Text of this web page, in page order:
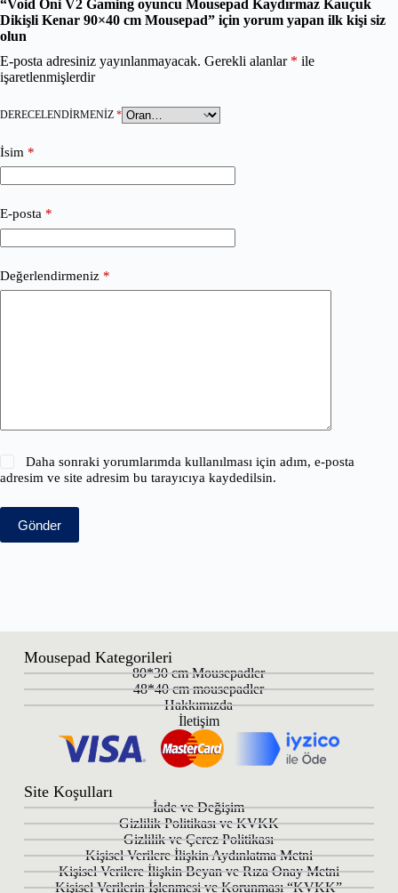
“Void Oni V2 Gaming oyuncu Mousepad Kaydırmaz Kauçuk
Dikişli Kenar 90×40 cm Mousepad” için yorum yapan ilk kişi siz
olun
E-posta adresiniz yayınlanmayacak. Gerekli alanlar * ile
işaretlenmişlerdir
DERECELENDIRMENIZ *
İsim *
E-posta *
Değerlendirmeniz *
Daha sonraki yorumlarımda kullanılması için adım, e-posta
adresim ve site adresim bu tarayıcıya kaydedilsin.
Gönder
Mousepad Kategorileri
80*30 cm Mousepadler
48*40 cm mousepadler
Hakkımızda
İletişim
Site Koşulları
İade ve Değişim
Gizlilik Politikası ve KVKK
Gizlilik ve Çerez Politikası
Kişisel Verilere İlişkin Aydınlatma Metni
Kişisel Verilere İlişkin Beyan ve Rıza Onay Metni
Kişisel Verilerin İşlenmesi ve Korunması “KVKK”